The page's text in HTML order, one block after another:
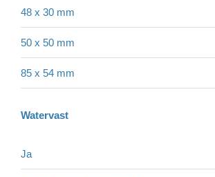
48 x 30 mm
50 x 50 mm
85 x 54 mm
Watervast
Ja